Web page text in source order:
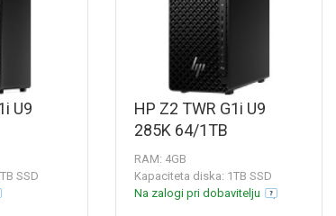
U9
SSD
HP Z2 TWR G1i U9
285K 64/1TB
RAM: 4GB
Kapaciteta diska: 1TB SSD
Na zalogi pri dobavitelju